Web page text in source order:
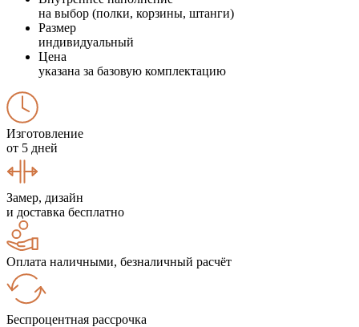
на выбор (полки, корзины, штанги)
Размер
индивидуальный
Цена
указана за базовую комплектацию
Изготовление
от 5 дней
Замер, дизайн
и доставка бесплатно
Оплата наличными, безналичный расчёт
Беспроцентная рассрочка